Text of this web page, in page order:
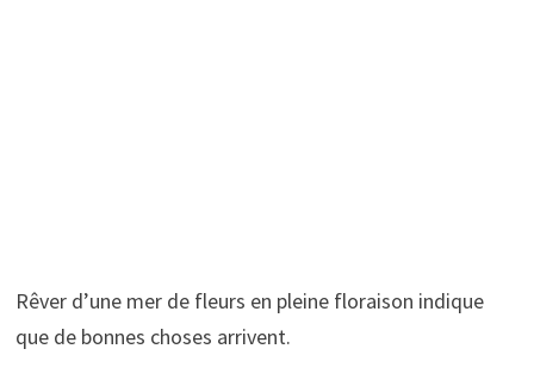
Rêver d’une mer de fleurs en pleine floraison indique
que de bonnes choses arrivent.